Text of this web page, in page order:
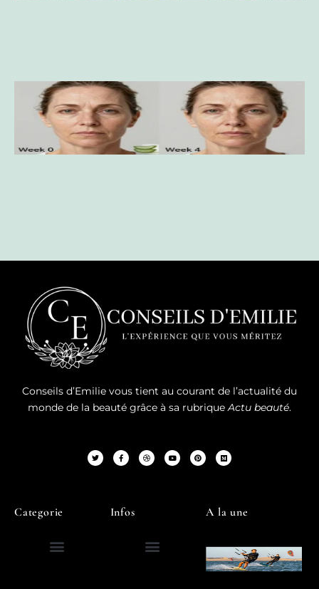
Conseils d’Emilie vous tient au courant de l’actualité du
monde de la beauté grâce à sa rubriqueActu beauté.
Categorie Infos A la une